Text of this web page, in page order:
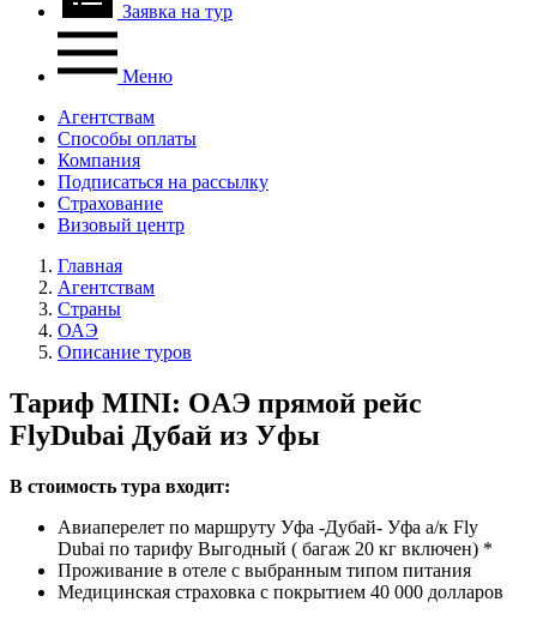
Заявка на тур
Меню
Агентствам
Способы оплаты
Компания
Подписаться на рассылку
Страхование
Визовый центр
Главная
Агентствам
Страны
ОАЭ
Описание туров
Тариф MINI: ОAЭ прямой рейс
FlyDubаi Дубай из Уфы
В стоимость тура входит:
Авиаперелет по маршруту Уфа -Дубай- Уфа а/к Fly
Dubai по тарифу Выгодный ( багаж 20 кг включен) *
Проживание в отеле с выбранным типом питания
Медицинская страховка с покрытием 40 000 долларов